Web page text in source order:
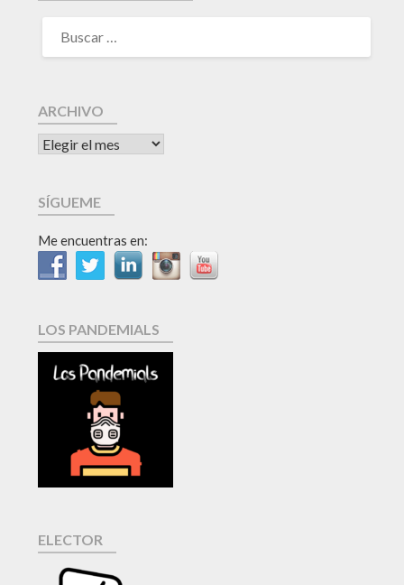
ARCHIVO
SÍGUEME
Me encuentras en:
LOS PANDEMIALS
ELECTOR